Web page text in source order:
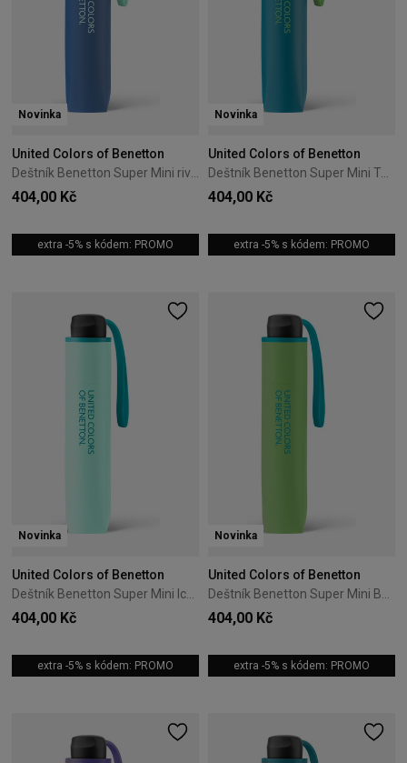
Novinka
United Colors of Benetton
404,00 Kč
extra -5% s kódem: PROMO
Novinka
United Colors of Benetton
404,00 Kč
extra -5% s kódem: PROMO
Novinka
United Colors of Benetton
404,00 Kč
extra -5% s kódem: PROMO
Novinka
United Colors of Benetton
404,00 Kč
extra -5% s kódem: PROMO